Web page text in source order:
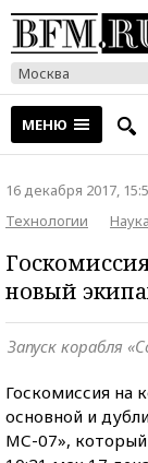
Москва
МЕНЮ
16 декабря 2017,
Технологии
Наука
новый
Запуск корабля
Госкомиссия на
основной и
МС-07», который